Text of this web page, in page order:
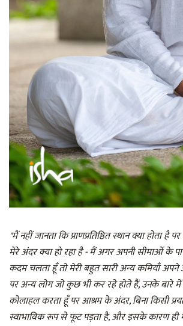
"मैं नहीं जानता कि प्राणप्रतिष्ठित स्थान क्या होता है
मेरे अंदर क्या हो रहा है - मैं अगर अपनी सीमाओं के
कदम चलता हूँ तो मेरी बहुत सारी अन्य कमियाँ
पर अन्य लोग जो कुछ भी कर रहे होते हैं, उनके बारे में
कोलाहल करता हूँ पर आश्रम के अंदर, बिना किसी
स्वाभाविक रूप से फूट पड़ता है, और इसके कारण